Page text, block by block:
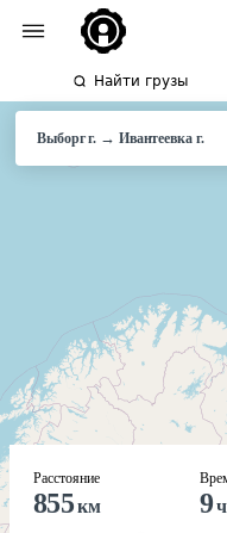
Найти грузы
Выборг г. → Ивантеевка г.
Расстояние
855км 9ч